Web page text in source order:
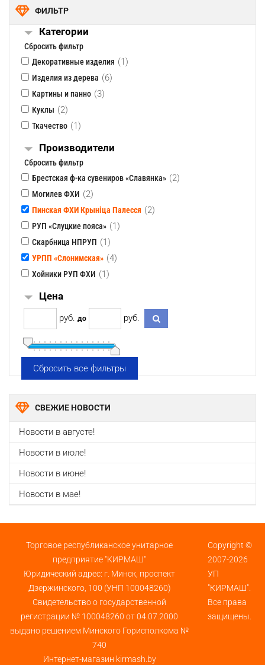
ФИЛЬТР
Категории
Сбросить фильтр
Декоративные изделия (1)
Изделия из дерева (6)
Картины и панно (3)
Куклы (2)
Ткачество (1)
Производители
Сбросить фильтр
Брестская ф-ка сувениров «Славянка» (2)
Могилев ФХИ (2)
Пинская ФХИ Крынiца Палесся (2)
РУП «Слуцкие пояса» (1)
Скарбница НПРУП (1)
УРПП «Слонимская» (4)
Хойники РУП ФХИ (1)
Цена
pуб. до pуб.
Сбросить все фильтры
СВЕЖИЕ НОВОСТИ
Новости в августе!
Новости в июле!
Новости в июне!
Новости в мае!
Торговое республиканское унитарное
предприятие "КИРМАШ"
Юридический адрес: г. Минск, проспект
Дзержинского, 100 (УНП 100048260)
Свидетельство о государственной
регистрации № 100048260 от 04.07.2000
выдано решением Минского Горисполкома №
740
Интернет-магазин kirmash.by
Copyright ©
2007-2026
УП
"КИРМАШ".
Все права
защищены.